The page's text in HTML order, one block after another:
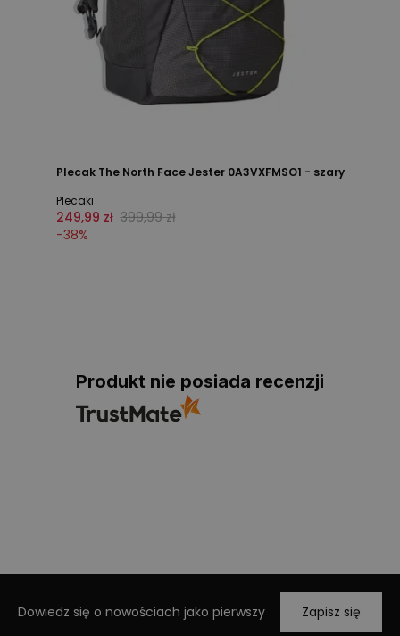
Plecak The North Face Jester 0A3VXFMSO1 - szary
Plecaki
249,99 zł 399,99 zł
-38%
Produkt nie posiada recenzji
Dowiedz się o nowościach jako pierwszy Zapisz się